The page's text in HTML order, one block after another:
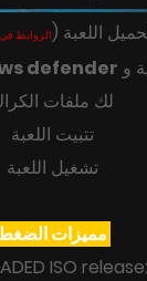
اللعبة (الروابط
و defender
لك ملفات
تتبيت اللعبة
تشغيل اللعبة
مميزات
ISO